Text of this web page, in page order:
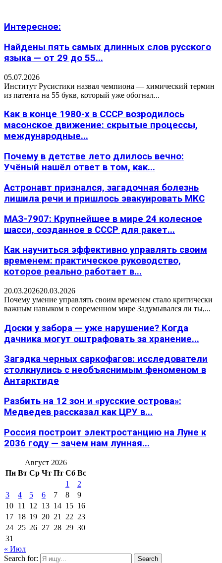
Интересное:
Найдены пять самых длинных слов русского
языка — от 29 до 55...
05.07.2026
Институт Русистики назвал чемпиона — химический термин
из патента на 55 букв, который уже обогнал...
Как в конце 1980-х в СССР возродилось
масонское движение: скрытые процессы,
международные...
Почему в детстве лето длилось вечно:
Учёный нашёл ответ в том, как...
Астронавт признался, загадочная болезнь
лишила речи и пришлось эвакуировать МКС
МАЗ-7907: Крупнейшее в мире 24 колесное
шасси, созданное в СССР для ракет...
Как научиться эффективно управлять своим
временем: практическое руководство,
которое реально работает в...
20.03.202620.03.2026
Почему умение управлять своим временем стало критически
важным навыком в современном мире Задумывался ли ты,...
Доски у забора — уже нарушение? Когда
дачника могут оштрафовать за хранение...
Загадка черных саркофагов: исследователи
столкнулись с необъяснимым феноменом в
Антарктиде
Разбить на 12 зон и «русские острова»:
Медведев рассказал как ЦРУ в...
Россия построит электростанцию на Луне к
2036 году — зачем нам лунная...
Август 2026
Пн Вт Ср Чт Пт Сб Вс
1
2
3
4 5 6 7 8
9
10 11 12 13 14 15 16
17 18 19 20 21 22 23
24 25 26 27 28 29 30
31
« Июл
Search for:
Search